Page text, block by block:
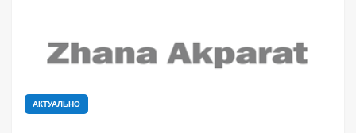
АКТУАЛЬНО